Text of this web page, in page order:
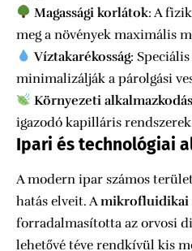
Magassági korlátok: A
meg a növények maximális
Víztakarékosság:
minimalizálják a párolgási
Környezeti alkalmazkodás
igazodó kapilláris rendszerek
Ipari és technológiai
A modern ipar számos
hatás elveit. Amikrofluidikai
forradalmasította az orvosi
lehetővé téve rendkívül kis